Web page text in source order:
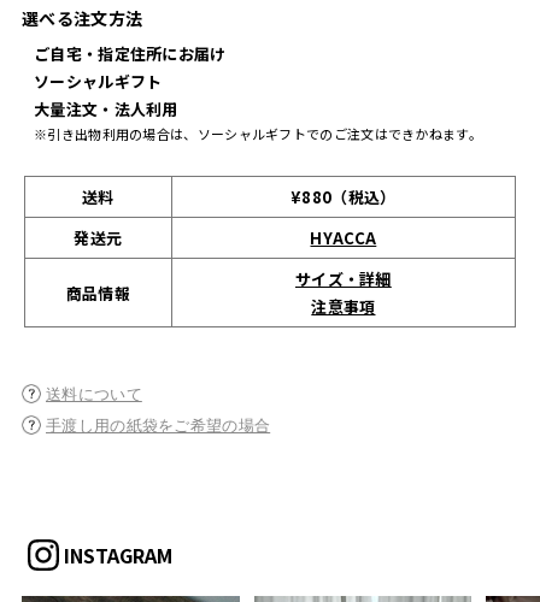
選べる注文方法
ご自宅・指定住所にお届け
ソーシャルギフト
大量注文・法人利用
※引き出物利用の場合は、ソーシャルギフトでのご注文はできかねます。
送料
¥880（税込）
発送元
HYACCA
商品情報
サイズ・詳細
注意事項
送料について
手渡し用の紙袋をご希望の場合
INSTAGRAM